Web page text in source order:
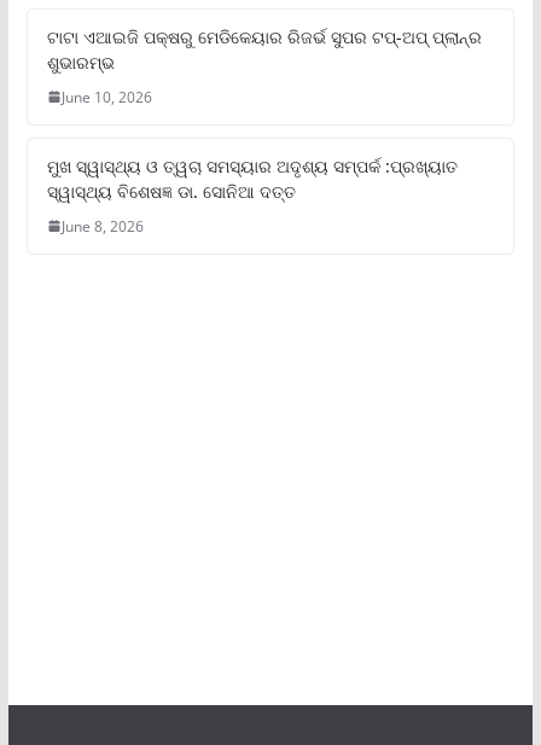
ଟାଟା ଏଆଇଜି ପକ୍ଷରୁ ମେଡିକେୟାର ରିଜର୍ଭ ସୁପର ଟପ୍‌-ଅପ୍ ପ୍ଲାନ୍‌ର
ଶୁଭାରମ୍ଭ
June 10, 2026
ମୁଖ ସ୍ୱାସ୍ଥ୍ୟ ଓ ତ୍ୱଚା ସମସ୍ୟାର ଅଦୃଶ୍ୟ ସମ୍ପର୍କ :ପ୍ରଖ୍ୟାତ
ସ୍ୱାସ୍ଥ୍ୟ ବିଶେଷଜ୍ଞ ଡା. ସୋନିଆ ଦତ୍ତ
June 8, 2026